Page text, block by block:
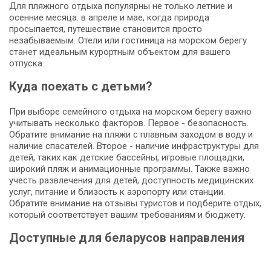
Для пляжного отдыха популярны не только летние и
осенние месяца: в апреле и мае, когда природа
просыпается, путешествие становится просто
незабываемым. Отели или гостиница на морском берегу
станет идеальным курортным объектом для вашего
отпуска.
Куда поехать с детьми?
При выборе семейного отдыха на морском берегу важно
учитывать несколько факторов. Первое - безопасность.
Обратите внимание на пляжи с плавным заходом в воду и
наличие спасателей. Второе - наличие инфраструктуры для
детей, таких как детские бассейны, игровые площадки,
широкий пляж и анимационные программы. Также важно
учесть развлечения для детей, доступность медицинских
услуг, питание и близость к аэропорту или станции.
Обратите внимание на отзывы туристов и подберите отдых,
который соответствует вашим требованиям и бюджету.
Доступные для беларусов направления